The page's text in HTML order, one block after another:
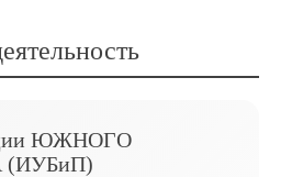
ЮЖНОГО
(ИУБиП)